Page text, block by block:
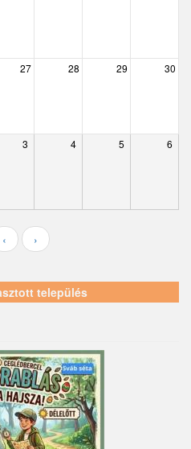
27 28 29 30
3 4 5 6
‹ ›
település